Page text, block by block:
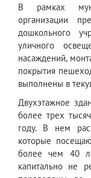
В рамках
организации
дошкольного
уличного
насаждений,
покрытия
выполнены в
Двухэтажное
более трех
году. В нем
которые
более чем 40
капитально не